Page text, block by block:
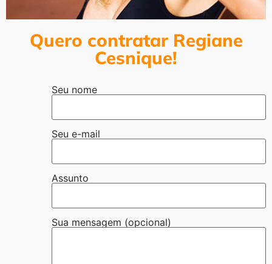
Quero contratar Regiane
Cesnique!
Seu nome
Seu e-mail
Assunto
Sua mensagem (opcional)